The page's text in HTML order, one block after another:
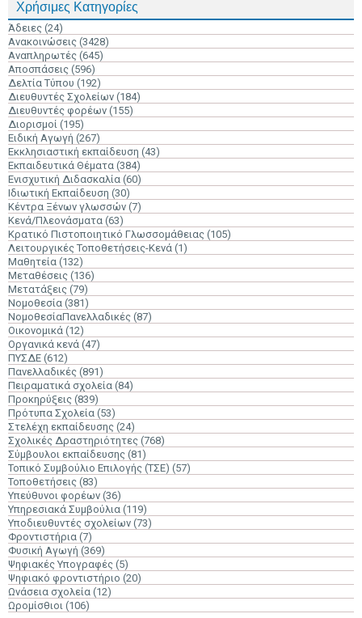
Χρήσιμες Κατηγορίες
Άδειες (24)
Ανακοινώσεις (3428)
Αναπληρωτές (645)
Αποσπάσεις (596)
Δελτία Τύπου (192)
Διευθυντές Σχολείων (184)
Διευθυντές φορέων (155)
Διορισμοί (195)
Ειδική Αγωγή (267)
Εκκλησιαστική εκπαίδευση (43)
Εκπαιδευτικά Θέματα (384)
Ενισχυτική Διδασκαλία (60)
Ιδιωτική Εκπαίδευση (30)
Κέντρα Ξένων γλωσσών (7)
Κενά/Πλεονάσματα (63)
Κρατικό Πιστοποιητικό Γλωσσομάθειας (105)
Λειτουργικές Τοποθετήσεις-Κενά (1)
Μαθητεία (132)
Μεταθέσεις (136)
Μετατάξεις (79)
Νομοθεσία (381)
ΝομοθεσίαΠανελλαδικές (87)
Οικονομικά (12)
Οργανικά κενά (47)
ΠΥΣΔΕ (612)
Πανελλαδικές (891)
Πειραματικά σχολεία (84)
Προκηρύξεις (839)
Πρότυπα Σχολεία (53)
Στελέχη εκπαίδευσης (24)
Σχολικές Δραστηριότητες (768)
Σύμβουλοι εκπαίδευσης (81)
Τοπικό Συμβούλιο Επιλογής (ΤΣΕ) (57)
Τοποθετήσεις (83)
Υπεύθυνοι φορέων (36)
Υπηρεσιακά Συμβούλια (119)
Υποδιευθυντές σχολείων (73)
Φροντιστήρια (7)
Φυσική Αγωγή (369)
Ψηφιακές Υπογραφές (5)
Ψηφιακό φροντιστήριο (20)
Ωνάσεια σχολεία (12)
Ωρομίσθιοι (106)